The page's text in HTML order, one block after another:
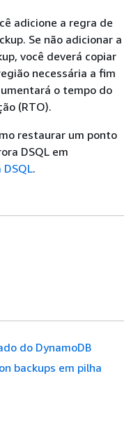
adicione a regra de
Se não adicionar a
você deverá copiar
necessária a fim
o tempo do
(RTO).
restaurar um ponto
DSQL em
.
do DynamoDB
backups em pilha